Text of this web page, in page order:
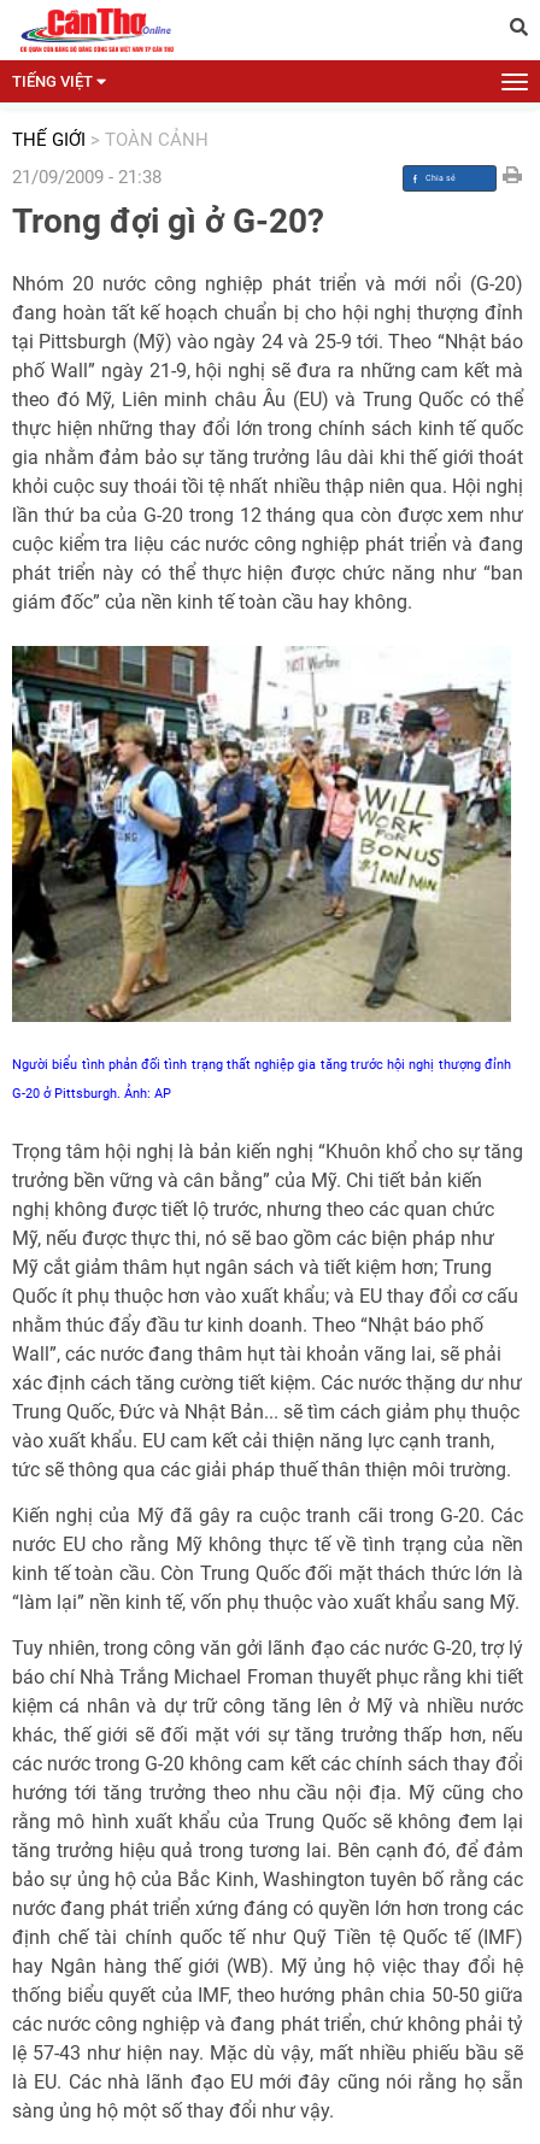
TIẾNG VIỆT
THẾ GIỚI > TOÀN CẢNH
21/09/2009 - 21:38
Trong đợi gì ở G-20?
Nhóm 20 nước công nghiệp phát triển và mới nổi (G-20)
đang hoàn tất kế hoạch chuẩn bị cho hội nghị thượng đỉnh
tại Pittsburgh (Mỹ) vào ngày 24 và 25-9 tới. Theo “Nhật báo
phố Wall” ngày 21-9, hội nghị sẽ đưa ra những cam kết mà
theo đó Mỹ, Liên minh châu Âu (EU) và Trung Quốc có thể
thực hiện những thay đổi lớn trong chính sách kinh tế quốc
gia nhằm đảm bảo sự tăng trưởng lâu dài khi thế giới thoát
khỏi cuộc suy thoái tồi tệ nhất nhiều thập niên qua. Hội nghị
lần thứ ba của G-20 trong 12 tháng qua còn được xem như
cuộc kiểm tra liệu các nước công nghiệp phát triển và đang
phát triển này có thể thực hiện được chức năng như “ban
giám đốc” của nền kinh tế toàn cầu hay không.
Người biểu tình phản đối tình trạng thất nghiệp gia tăng trước hội nghị thượng đỉnh
G-20 ở Pittsburgh. Ảnh: AP
Trọng tâm hội nghị là bản kiến nghị “Khuôn khổ cho sự tăng
trưởng bền vững và cân bằng” của Mỹ. Chi tiết bản kiến
nghị không được tiết lộ trước, nhưng theo các quan chức
Mỹ, nếu được thực thi, nó sẽ bao gồm các biện pháp như
Mỹ cắt giảm thâm hụt ngân sách và tiết kiệm hơn; Trung
Quốc ít phụ thuộc hơn vào xuất khẩu; và EU thay đổi cơ cấu
nhằm thúc đẩy đầu tư kinh doanh. Theo “Nhật báo phố
Wall”, các nước đang thâm hụt tài khoản vãng lai, sẽ phải
xác định cách tăng cường tiết kiệm. Các nước thặng dư như
Trung Quốc, Đức và Nhật Bản... sẽ tìm cách giảm phụ thuộc
vào xuất khẩu. EU cam kết cải thiện năng lực cạnh tranh,
tức sẽ thông qua các giải pháp thuế thân thiện môi trường.
Kiến nghị của Mỹ đã gây ra cuộc tranh cãi trong G-20. Các
nước EU cho rằng Mỹ không thực tế về tình trạng của nền
kinh tế toàn cầu. Còn Trung Quốc đối mặt thách thức lớn là
“làm lại” nền kinh tế, vốn phụ thuộc vào xuất khẩu sang Mỹ.
Tuy nhiên, trong công văn gởi lãnh đạo các nước G-20, trợ lý
báo chí Nhà Trắng Michael Froman thuyết phục rằng khi tiết
kiệm cá nhân và dự trữ công tăng lên ở Mỹ và nhiều nước
khác, thế giới sẽ đối mặt với sự tăng trưởng thấp hơn, nếu
các nước trong G-20 không cam kết các chính sách thay đổi
hướng tới tăng trưởng theo nhu cầu nội địa. Mỹ cũng cho
rằng mô hình xuất khẩu của Trung Quốc sẽ không đem lại
tăng trưởng hiệu quả trong tương lai. Bên cạnh đó, để đảm
bảo sự ủng hộ của Bắc Kinh, Washington tuyên bố rằng các
nước đang phát triển xứng đáng có quyền lớn hơn trong các
định chế tài chính quốc tế như Quỹ Tiền tệ Quốc tế (IMF)
hay Ngân hàng thế giới (WB). Mỹ ủng hộ việc thay đổi hệ
thống biểu quyết của IMF, theo hướng phân chia 50-50 giữa
các nước công nghiệp và đang phát triển, chứ không phải tỷ
lệ 57-43 như hiện nay. Mặc dù vậy, mất nhiều phiếu bầu sẽ
là EU. Các nhà lãnh đạo EU mới đây cũng nói rằng họ sẵn
sàng ủng hộ một số thay đổi như vậy.